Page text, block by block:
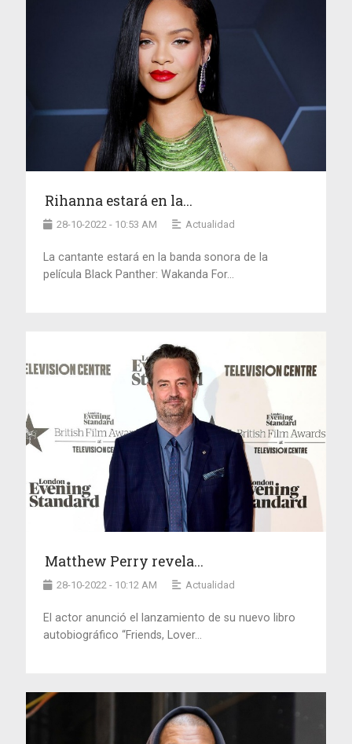
Rihanna estará en la...
28-10-2022 - 10:53 AM Actualidad
La cantante estará en la banda sonora de la
película Black Panther: Wakanda For...
Matthew Perry revela...
28-10-2022 - 10:12 AM Actualidad
El actor anunció el lanzamiento de su nuevo libro
autobiográfico “Friends, Lover...